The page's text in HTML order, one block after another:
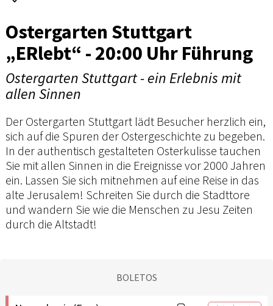
Ostergarten Stuttgart
„ERlebt“ - 20:00 Uhr Führung
Ostergarten Stuttgart - ein Erlebnis mit
allen Sinnen
Der Ostergarten Stuttgart lädt Besucher herzlich ein,
sich auf die Spuren der Ostergeschichte zu begeben.
In der authentisch gestalteten Osterkulisse tauchen
Sie mit allen Sinnen in die Ereignisse vor 2000 Jahren
ein. Lassen Sie sich mitnehmen auf eine Reise in das
alte Jerusalem! Schreiten Sie durch die Stadttore
und wandern Sie wie die Menschen zu Jesu Zeiten
durch die Altstadt!
BOLETOS